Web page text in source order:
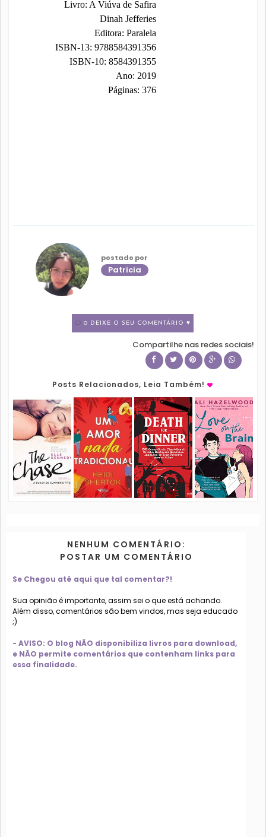
Livro: A Viúva de Safira
Dinah Jefferies
Editora: Paralela
ISBN-13: 9788584391356
ISBN-10: 8584391355
Ano: 2019
Páginas: 376
postado por
Patricia
0 DEIXE O SEU COMENTÁRIO ♥
Compartilhe nas redes sociais!
Posts Relacionados, Leia Também!
NENHUM COMENTÁRIO:
POSTAR UM COMENTÁRIO
Se Chegou até aqui que tal comentar?!
Sua opinião é importante, assim sei o que está achando.
Além disso, comentários são bem vindos, mas seja educado
;)
- AVISO: O blog NÃO disponibiliza livros para download,
e NÃO permite comentários que contenham links para
essa finalidade.